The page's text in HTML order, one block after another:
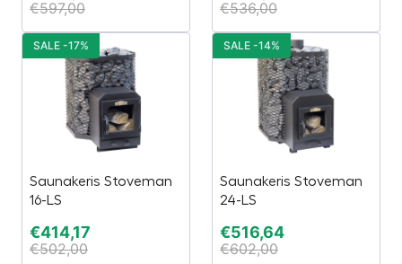
€597,00 €536,00
Saunakeris Stoveman
16-LS
€414,17
€502,00
SALE -17%
Saunakeris Stoveman
24-LS
€516,64
€602,00
SALE -14%